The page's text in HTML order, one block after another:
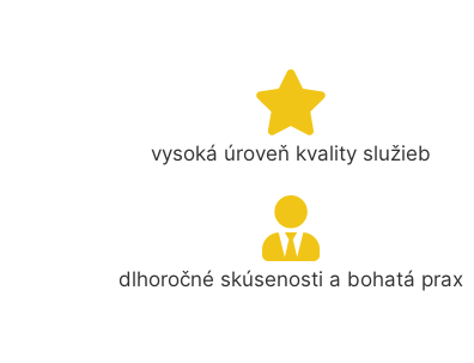
vysoká úroveň kvality služieb
dlhoročné skúsenosti a bohatá prax